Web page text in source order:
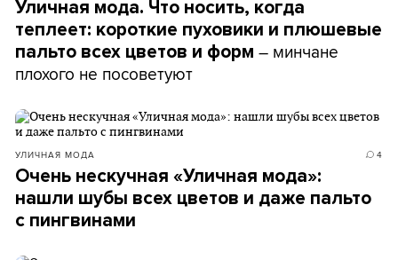
Уличная мода. Что носить, когда
теплеет: короткие пуховики и плюшевые
пальто всех цветов и форм – минчане
плохого не посоветуют
УЛИЧНАЯ МОДА 4
Очень нескучная «Уличная мода»:
нашли шубы всех цветов и даже пальто
с пингвинами